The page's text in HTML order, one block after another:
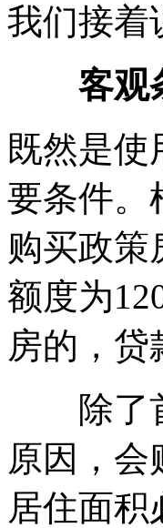
我们接着
客观
既然是
要条件。
购买政策
额度为
房的，贷
除了首
原因，会
居住面积